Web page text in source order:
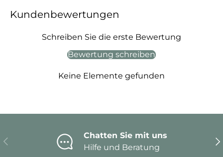
Kundenbewertungen
Schreiben Sie die erste Bewertung
Bewertung schreiben
Keine Elemente gefunden
Vorherige
Chatten Sie mit uns
Hilfe und Beratung